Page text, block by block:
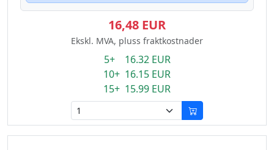
16,48 EUR
Ekskl. MVA, pluss fraktkostnader
5+ 16.32 EUR
10+ 16.15 EUR
15+ 15.99 EUR